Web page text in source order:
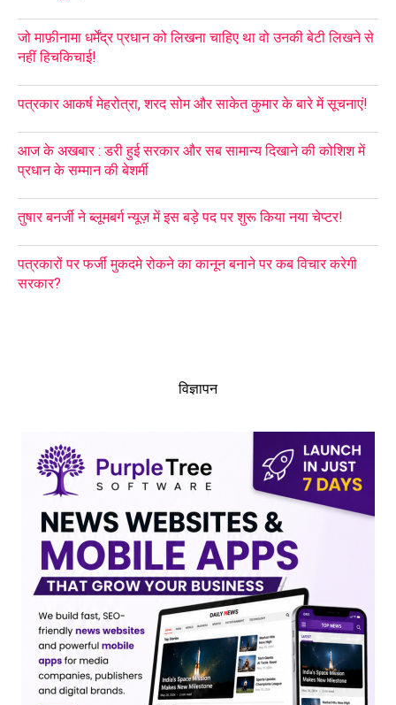
जो माफ़ीनामा धर्मेंद्र प्रधान को लिखना चाहिए था वो उनकी बेटी लिखने से
नहीं हिचकिचाई!
पत्रकार आकर्ष मेहरोत्रा, शरद सोम और साकेत कुमार के बारे में सूचनाएं!
आज के अखबार : डरी हुई सरकार और सब सामान्य दिखाने की कोशिश में
प्रधान के सम्मान की बेशर्मी
तुषार बनर्जी ने ब्लूमबर्ग न्यूज़ में इस बड़े पद पर शुरू किया नया चेप्टर!
पत्रकारों पर फर्जी मुकदमे रोकने का कानून बनाने पर कब विचार करेगी
सरकार?
विज्ञापन